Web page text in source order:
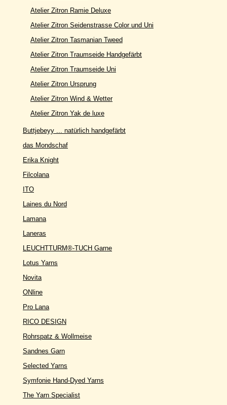
Atelier Zitron Ramie Deluxe
Atelier Zitron Seidenstrasse Color und Uni
Atelier Zitron Tasmanian Tweed
Atelier Zitron Traumseide Handgefärbt
Atelier Zitron Traumseide Uni
Atelier Zitron Ursprung
Atelier Zitron Wind & Wetter
Atelier Zitron Yak de luxe
Buttjebeyy ... natürlich handgefärbt
das Mondschaf
Erika Knight
Filcolana
ITO
Laines du Nord
Lamana
Laneras
LEUCHTTURM®-TUCH Garne
Lotus Yarns
Novita
ONline
Pro Lana
RICO DESIGN
Rohrspatz & Wollmeise
Sandnes Garn
Selected Yarns
Symfonie Hand-Dyed Yarns
The Yarn Specialist